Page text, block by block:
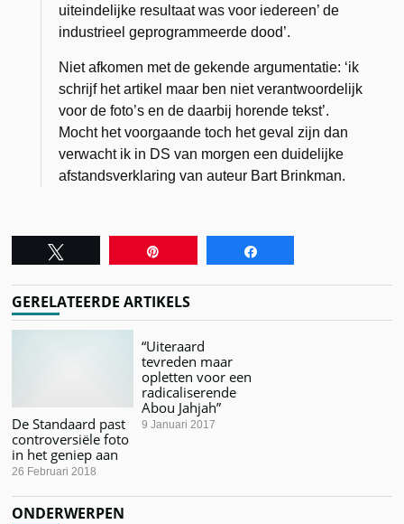
uiteindelijke resultaat was voor iedereen’ de
industrieel geprogrammeerde dood’.
Niet afkomen met de gekende argumentatie: ‘ik
schrijf het artikel maar ben niet verantwoordelijk
voor de foto’s en de daarbij horende tekst’.
Mocht het voorgaande toch het geval zijn dan
verwacht ik in DS van morgen een duidelijke
afstandsverklaring van auteur Bart Brinkman.
GERELATEERDE ARTIKELS
De Standaard past
controversiële foto
in het geniep aan
26 Februari 2018
“Uiteraard
tevreden maar
opletten voor een
radicaliserende
Abou Jahjah”
9 Januari 2017
ONDERWERPEN